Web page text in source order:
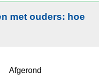
met ouders: hoe
Afgerond